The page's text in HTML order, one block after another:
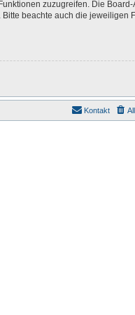
zuzugreifen. Die
beachte auch die jeweiligen
Kontakt